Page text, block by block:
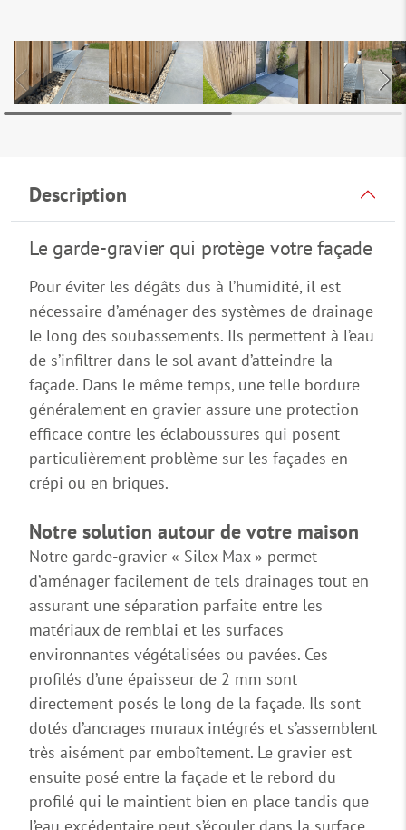
Description
Le garde-gravier qui protège votre façade
Pour éviter les dégâts dus à l’humidité, il est
nécessaire d’aménager des systèmes de drainage
le long des soubassements. Ils permettent à l’eau
de s’infiltrer dans le sol avant d’atteindre la
façade. Dans le même temps, une telle bordure
généralement en gravier assure une protection
efficace contre les éclaboussures qui posent
particulièrement problème sur les façades en
crépi ou en briques.
Notre solution autour de votre maison
Notre garde-gravier « Silex Max » permet
d’aménager facilement de tels drainages tout en
assurant une séparation parfaite entre les
matériaux de remblai et les surfaces
environnantes végétalisées ou pavées. Ces
profilés d’une épaisseur de 2 mm sont
directement posés le long de la façade. Ils sont
dotés d’ancrages muraux intégrés et s’assemblent
très aisément par emboîtement. Le gravier est
ensuite posé entre la façade et le rebord du
profilé qui le maintient bien en place tandis que
l’eau excédentaire peut s’écouler dans la surface